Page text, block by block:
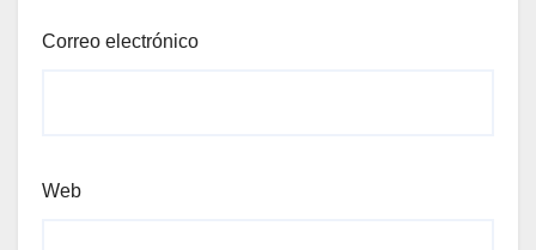
Correo electrónico
Web